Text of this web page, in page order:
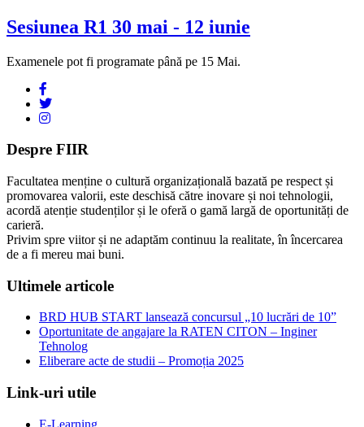
Sesiunea R1 30 mai - 12 iunie
Examenele pot fi programate până pe 15 Mai.
Despre FIIR
Facultatea menține o cultură organizațională bazată pe respect și
promovarea valorii, este deschisă către inovare și noi tehnologii,
acordă atenție studenților și le oferă o gamă largă de oportunități de
carieră.
Privim spre viitor și ne adaptăm continuu la realitate, în încercarea
de a fi mereu mai buni.
Ultimele articole
BRD HUB START lansează concursul „10 lucrări de 10”
Oportunitate de angajare la RATEN CITON – Inginer
Tehnolog
Eliberare acte de studii – Promoția 2025
Link-uri utile
E-Learning